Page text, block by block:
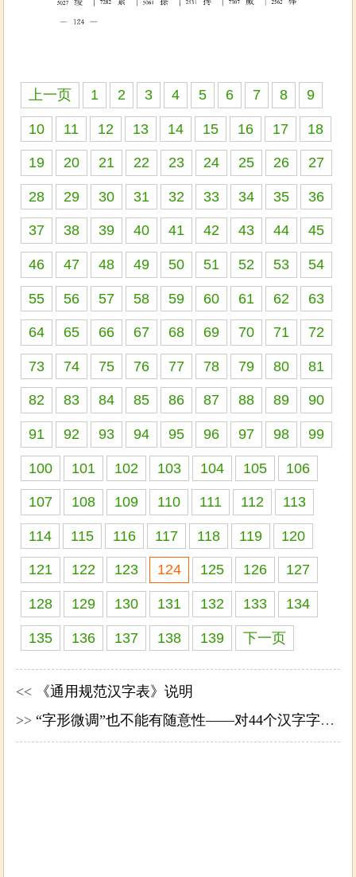
上一页 1 2 3 4 5 6 7 8 9
10 11 12 13 14 15 16 17 18
19 20 21 22 23 24 25 26 27
28 29 30 31 32 33 34 35 36
37 38 39 40 41 42 43 44 45
46 47 48 49 50 51 52 53 54
55 56 57 58 59 60 61 62 63
64 65 66 67 68 69 70 71 72
73 74 75 76 77 78 79 80 81
82 83 84 85 86 87 88 89 90
91 92 93 94 95 96 97 98 99
100 101 102 103 104 105 106
107 108 109 110 111 112 113
114 115 116 117 118 119 120
121 122 123 124 125 126 127
128 129 130 131 132 133 134
135 136 137 138 139 下一页
<<
《通用规范汉字表》说明
>>“字形微调”也不能有随意性——对44个汉字字形微调的看法